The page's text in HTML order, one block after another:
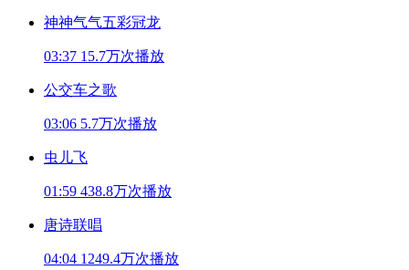
神神气气五彩冠龙
03:37 15.7万次播放
公交车之歌
03:06 5.7万次播放
虫儿飞
01:59 438.8万次播放
唐诗联唱
04:04 1249.4万次播放